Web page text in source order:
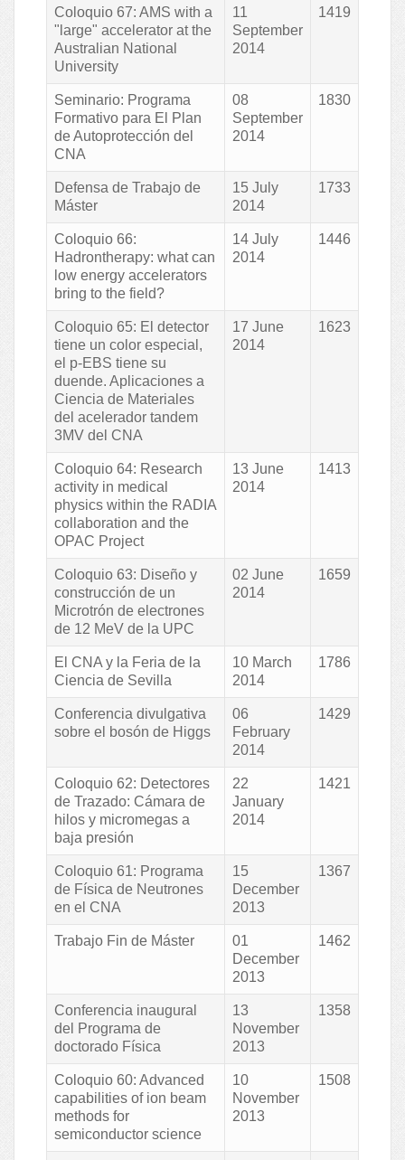
Coloquio 67: AMS with a
"large" accelerator at the
Australian National
University
11
September
2014
1419
Seminario: Programa
Formativo para El Plan
de Autoprotección del
CNA
08
September
2014
1830
Defensa de Trabajo de
Máster
15 July
2014
1733
Coloquio 66:
Hadrontherapy: what can
low energy accelerators
bring to the field?
14 July
2014
1446
Coloquio 65: El detector
tiene un color especial,
el p-EBS tiene su
duende. Aplicaciones a
Ciencia de Materiales
del acelerador tandem
3MV del CNA
17 June
2014
1623
Coloquio 64: Research
activity in medical
physics within the RADIA
collaboration and the
OPAC Project
13 June
2014
1413
Coloquio 63: Diseño y
construcción de un
Microtrón de electrones
de 12 MeV de la UPC
02 June
2014
1659
El CNA y la Feria de la
Ciencia de Sevilla
10 March
2014
1786
Conferencia divulgativa
sobre el bosón de Higgs
06
February
2014
1429
Coloquio 62: Detectores
de Trazado: Cámara de
hilos y micromegas a
baja presión
22
January
2014
1421
Coloquio 61: Programa
de Física de Neutrones
en el CNA
15
December
2013
1367
Trabajo Fin de Máster
01
December
2013
1462
Conferencia inaugural
del Programa de
doctorado Física
13
November
2013
1358
Coloquio 60: Advanced
capabilities of ion beam
methods for
semiconductor science
10
November
2013
1508